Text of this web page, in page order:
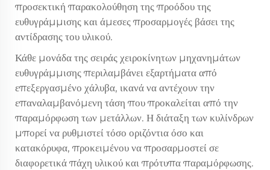
προσεκτική παρακολούθηση της προόδου της
ευθυγράμμισης και άμεσες προσαρμογές βάσει της
αντίδρασης του υλικού.
Κάθε μονάδα της σειράς χειροκίνητων μηχανημάτων
ευθυγράμμισης περιλαμβάνει εξαρτήματα από
επεξεργασμένο χάλυβα, ικανά να αντέχουν την
επαναλαμβανόμενη τάση που προκαλείται από την
παραμόρφωση των μετάλλων. Η διάταξη των κυλίνδρων
μπορεί να ρυθμιστεί τόσο οριζόντια όσο και
κατακόρυφα, προκειμένου να προσαρμοστεί σε
διαφορετικά πάχη υλικού και πρότυπα παραμόρφωσης.